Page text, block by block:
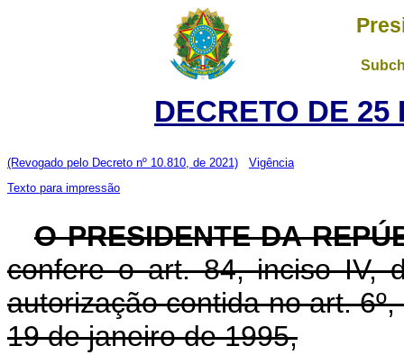
DECRETO DE 25
(Revogado pelo Decreto nº 10.810, de 2021)
Vigência
Texto para impressão
O PRESIDENTE DA
confere o art. 84, inciso IV,
autorização contida no art.
19 de janeiro de 1995,